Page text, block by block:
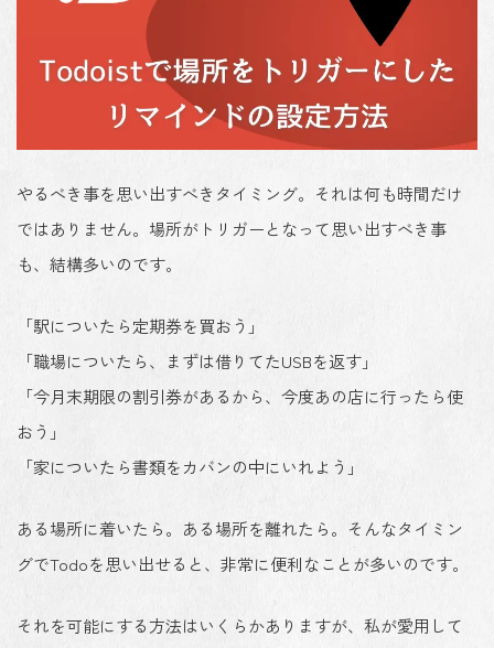
やるべき事を思い出すべきタイミング。それは何も時間だけ
ではありません。場所がトリガーとなって思い出すべき事
も、結構多いのです。
「駅についたら定期券を買おう」
「職場についたら、まずは借りてたUSBを返す」
「今月末期限の割引券があるから、今度あの店に行ったら使
おう」
「家についたら書類をカバンの中にいれよう」
ある場所に着いたら。ある場所を離れたら。そんなタイミン
グでTodoを思い出せると、非常に便利なことが多いのです。
それを可能にする方法はいくらかありますが、私が愛用して